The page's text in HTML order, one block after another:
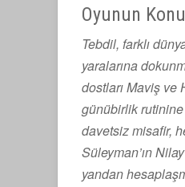
Oyunun
Tebdil, farklı
yaralarına
dostları Maviş ve
günübirlik rutinine
davetsiz misafir,
Süleyman’ın
yandan